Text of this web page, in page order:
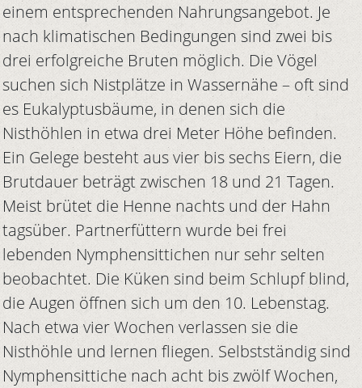
einem entsprechenden Nahrungsangebot. Je
nach klimatischen Bedingungen sind zwei bis
drei erfolgreiche Bruten möglich. Die Vögel
suchen sich Nistplätze in Wassernähe – oft sind
es Eukalyptusbäume, in denen sich die
Nisthöhlen in etwa drei Meter Höhe befinden.
Ein Gelege besteht aus vier bis sechs Eiern, die
Brutdauer beträgt zwischen 18 und 21 Tagen.
Meist brütet die Henne nachts und der Hahn
tagsüber. Partnerfüttern wurde bei frei
lebenden Nymphensittichen nur sehr selten
beobachtet. Die Küken sind beim Schlupf blind,
die Augen öffnen sich um den 10. Lebenstag.
Nach etwa vier Wochen verlassen sie die
Nisthöhle und lernen fliegen. Selbstständig sind
Nymphensittiche nach acht bis zwölf Wochen,